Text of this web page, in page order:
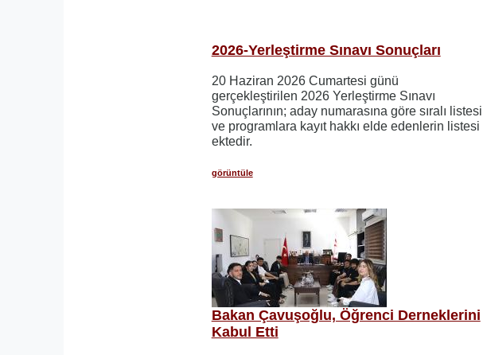
2026-Yerleştirme Sınavı Sonuçları
20 Haziran 2026 Cumartesi günü
gerçekleştirilen 2026 Yerleştirme Sınavı
Sonuçlarının; aday numarasına göre sıralı listesi
ve programlara kayıt hakkı elde edenlerin listesi
ektedir.
görüntüle
Bakan Çavuşoğlu, Öğrenci Derneklerini
Kabul Etti